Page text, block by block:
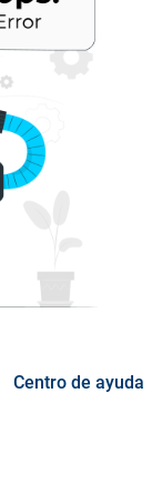
Centro de ayuda